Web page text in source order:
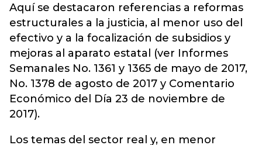
Aquí se destacaron referencias a reformas
estructurales a la justicia, al menor uso del
efectivo y a la focalización de subsidios y
mejoras al aparato estatal (ver Informes
Semanales No. 1361 y 1365 de mayo de 2017,
No. 1378 de agosto de 2017 y Comentario
Económico del Día 23 de noviembre de
2017).
Los temas del sector real y, en menor